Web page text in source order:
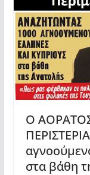
Ο
στα βάθη